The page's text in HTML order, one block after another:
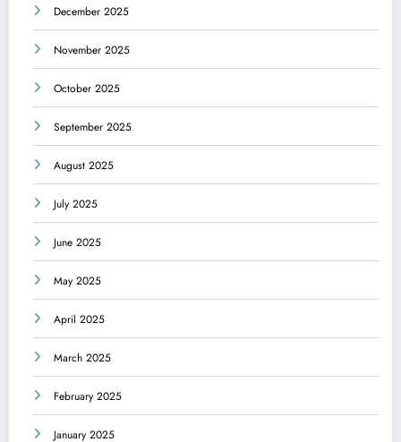
December 2025
November 2025
October 2025
September 2025
August 2025
July 2025
June 2025
May 2025
April 2025
March 2025
February 2025
January 2025